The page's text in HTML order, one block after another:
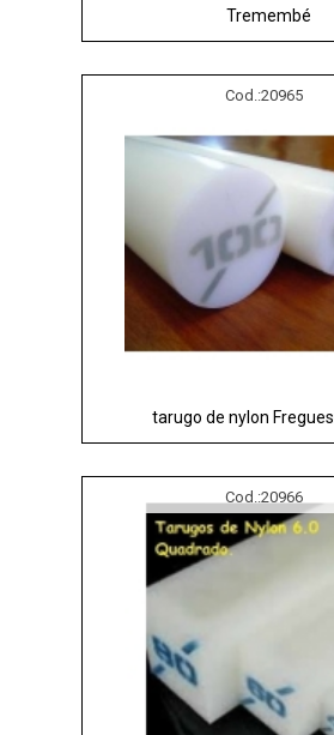
Tremembé
Cod.:20965
tarugo de nylon
Cod.:20966